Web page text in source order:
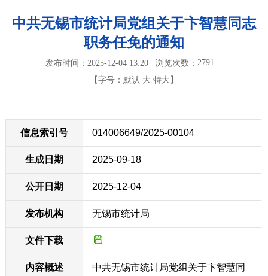
中共无锡市统计局党组关于卞智慧同志
职务任免的通知
发布时间：2025-12-04 13:20浏览次数：2791
【字号： 默认 大 特大 】
信息索引号 014006649/2025-00104
生成日期 2025-09-18
公开日期 2025-12-04
发布机构 无锡市统计局
文件下载
内容概述
中共无锡市统计局党组关于卞智慧同